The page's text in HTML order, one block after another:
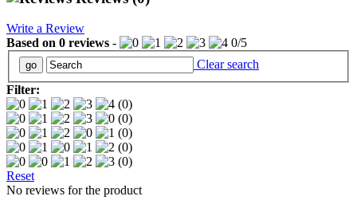
Write a Review
Based on 0 reviews - 0/5
Clear search
Filter:
(0)
(0)
(0)
(0)
(0)
Reset
No reviews for the product